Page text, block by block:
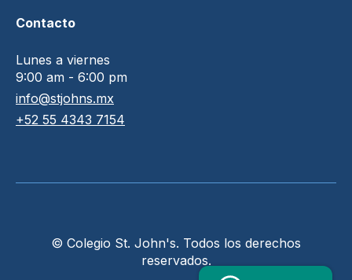
Contacto
Lunes a viernes
9:00 am - 6:00 pm
info@stjohns.mx
+52 55 4343 7154
© Colegio St. John's. Todos los derechos
reservados.